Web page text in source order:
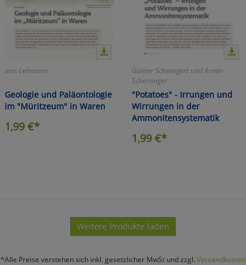
Jens Lehmann
Geologie und Paläontologie
im "Müritzeum" in Waren
1,99€*
Günter Schweigert und Armin
Scherzinger
"Potatoes" - Irrungen und
Wirrungen in der
Ammonitensystematik
1,99 €*
Weitere Produkte laden
*Alle Preise verstehen sich inkl. gesetzlicher MwSt und zzgl. Versandkosten